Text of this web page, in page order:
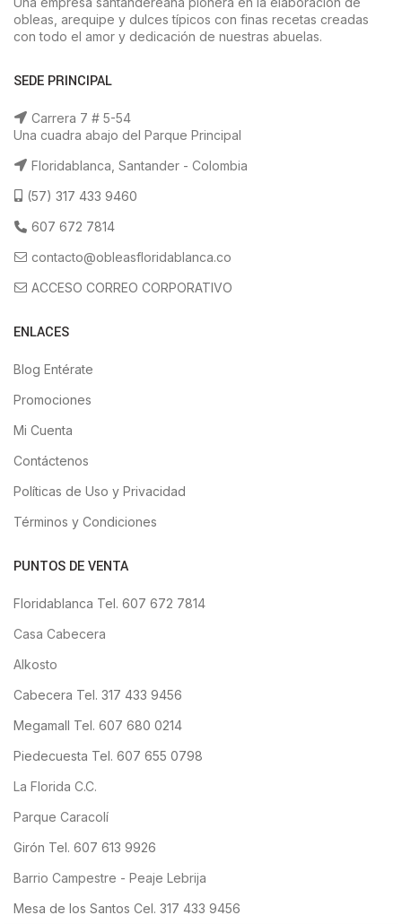
obleas, arequipe y dulces típicos con finas recetas creadas
con todo el amor y dedicación de nuestras abuelas.
SEDE PRINCIPAL
Carrera 7 # 5-54
Una cuadra abajo del Parque Principal
Floridablanca, Santander - Colombia
(57) 317 433 9460
607 672 7814
contacto@obleasfloridablanca.co
ACCESO CORREO CORPORATIVO
ENLACES
Blog Entérate
Promociones
Mi Cuenta
Contáctenos
Políticas de Uso y Privacidad
Términos y Condiciones
PUNTOS DE VENTA
Floridablanca Tel. 607 672 7814
Casa Cabecera
Alkosto
Cabecera Tel. 317 433 9456
Megamall Tel. 607 680 0214
Piedecuesta Tel. 607 655 0798
La Florida C.C.
Parque Caracolí
Girón Tel. 607 613 9926
Barrio Campestre - Peaje Lebrija
Mesa de los Santos Cel. 317 433 9456